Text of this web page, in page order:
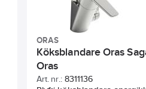
ORAS
Köksblandare Oras
Oras
Art. nr.: 8311136